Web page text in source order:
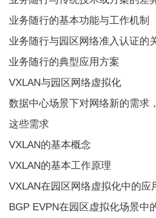
业务随行的基本功能与工作机制
业务随行与园区网络准入认证的
业务随行的典型应用方案
VXLAN与园区网络虚拟化
数据中心场景下对网络新的需求
这些需求
VXLAN的基本概念
VXLAN的基本工作原理
VXLAN在园区网络虚拟化中的应
BGP EVPN在园区虚拟化场景中